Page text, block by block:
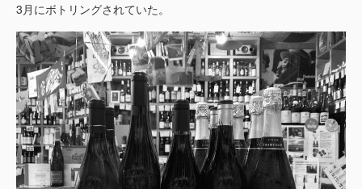
3月にボトリングされていた。